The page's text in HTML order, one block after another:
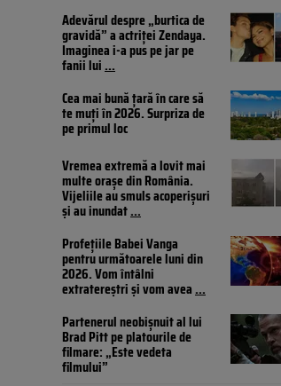
Adevărul despre „burtica de
gravidă” a actriței Zendaya.
Imaginea i-a pus pe jar pe
fanii lui...
Cea mai bună țară în care să
te muți în 2026. Surpriza de
pe primul loc
Vremea extremă a lovit mai
multe orașe din România.
Vijeliile au smuls acoperișuri
și au inundat...
Profețiile Babei Vanga
pentru următoarele luni din
2026. Vom întâlni
extratereștri și vom avea...
Partenerul neobișnuit al lui
Brad Pitt pe platourile de
filmare: „Este vedeta
filmului”